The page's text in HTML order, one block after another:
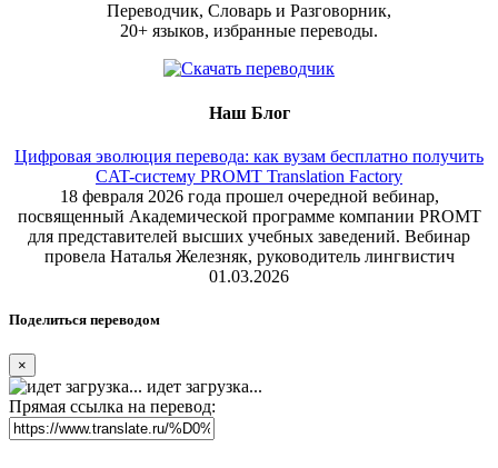
Переводчик, Словарь и Разговорник,
20+ языков, избранные переводы.
Наш Блог
Цифровая эволюция перевода: как вузам бесплатно получить
CAT-систему PROMT Translation Factory
18 февраля 2026 года прошел очередной вебинар,
посвященный Академической программе компании PROMT
для представителей высших учебных заведений. Вебинар
провела Наталья Железняк, руководитель лингвистич
01.03.2026
Поделиться переводом
×
идет загрузка...
Прямая ссылка на перевод: